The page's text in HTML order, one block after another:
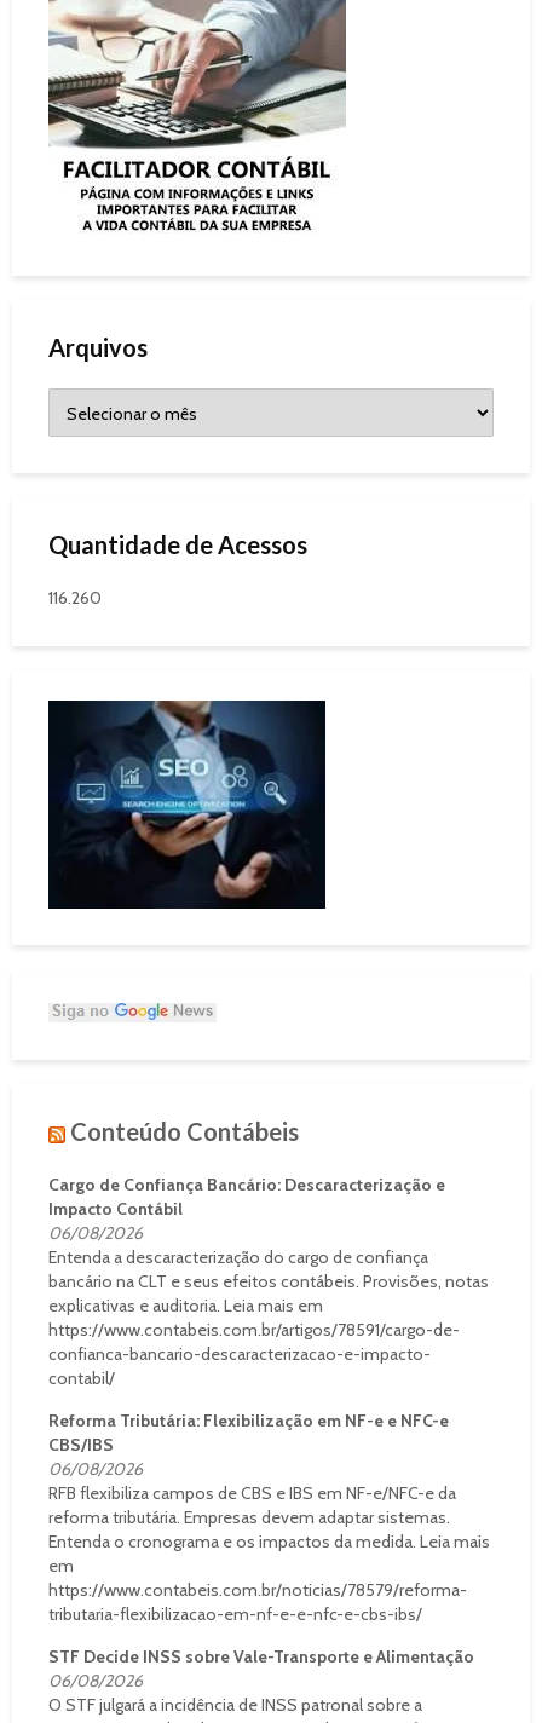
Arquivos
Quantidade de Acessos
116.260
Conteúdo Contábeis
Cargo de Confiança Bancário: Descaracterização e
Impacto Contábil
06/08/2026
Entenda a descaracterização do cargo de confiança
bancário na CLT e seus efeitos contábeis. Provisões, notas
explicativas e auditoria. Leia mais em
https://www.contabeis.com.br/artigos/78591/cargo-de-
confianca-bancario-descaracterizacao-e-impacto-
contabil/
Reforma Tributária: Flexibilização em NF-e e NFC-e
CBS/IBS
06/08/2026
RFB flexibiliza campos de CBS e IBS em NF-e/NFC-e da
reforma tributária. Empresas devem adaptar sistemas.
Entenda o cronograma e os impactos da medida. Leia mais
em
https://www.contabeis.com.br/noticias/78579/reforma-
tributaria-flexibilizacao-em-nf-e-e-nfc-e-cbs-ibs/
STF Decide INSS sobre Vale-Transporte e Alimentação
06/08/2026
O STF julgará a incidência de INSS patronal sobre a